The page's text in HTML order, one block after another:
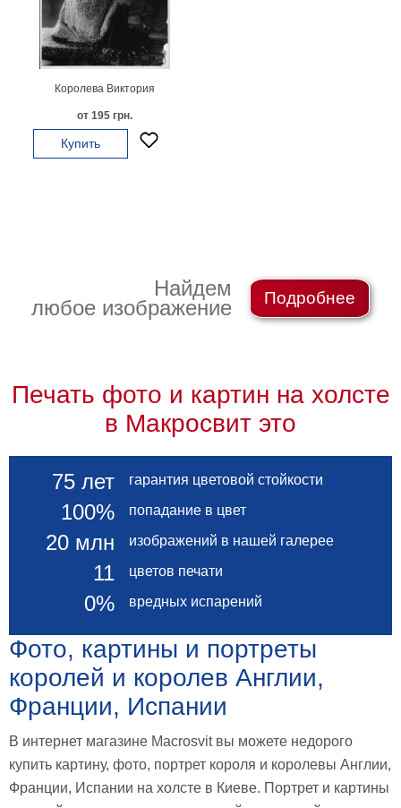
Королева Виктория
от 195 грн.
Купить
Найдем
любое изображение
Подробнее
Печать фото и картин на холсте
в Макросвит это
75 лет гарантия цветовой стойкости
100% попадание в цвет
20 млн изображений в нашей галерее
11 цветов печати
0% вредных испарений
Фото, картины и портреты
королей и королев Англии,
Франции, Испании
В интернет магазине Macrosvit вы можете недорого
купить картину, фото, портрет короля и королевы Англии,
Франции, Испании на холсте в Киеве. Портрет и картины